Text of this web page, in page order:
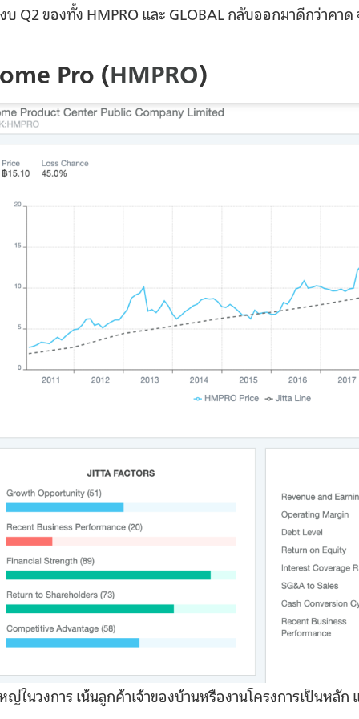
บ Q2 ของทั้ง HMPRO และ GLOBAL กลับออกมาดีกว่าคาด
Pro (HMPRO)
ญ่ในวงการ เน้นลูกค้าเจ้าของบ้านหรืองานโครงการเป็นหลั